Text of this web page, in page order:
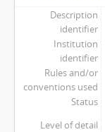
Description
identifier
Institution
identifier
Rules and/or
conventions used
Status
Level of detail